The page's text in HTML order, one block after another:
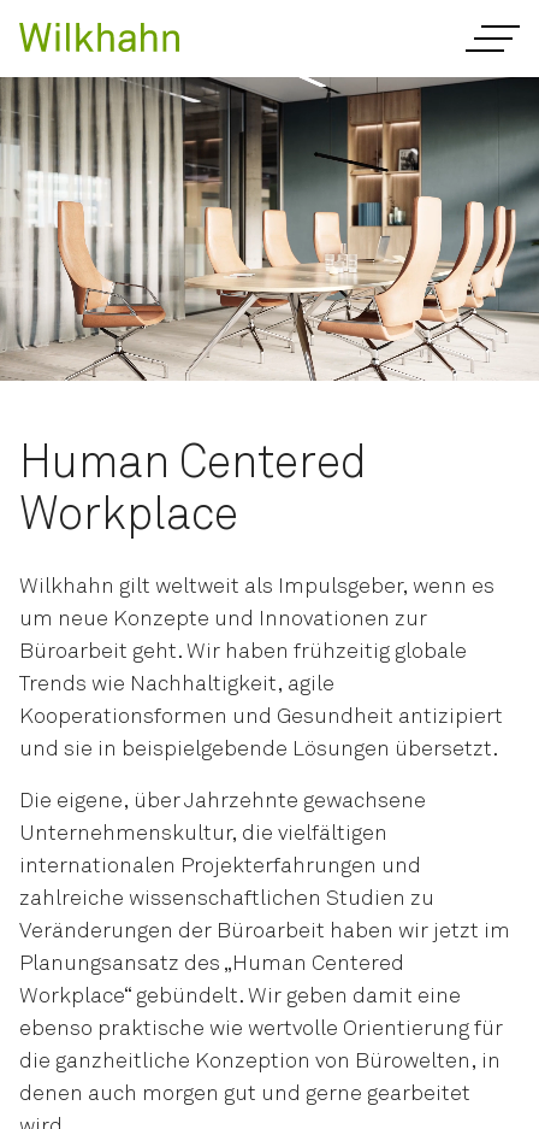
Human Centered
Workplace
Wilkhahn gilt weltweit als Impulsgeber, wenn es
um neue Konzepte und Innovationen zur
Büroarbeit geht. Wir haben frühzeitig globale
Trends wie Nachhaltigkeit, agile
Kooperationsformen und Gesundheit antizipiert
und sie in beispielgebende Lösungen übersetzt.
Die eigene, über Jahrzehnte gewachsene
Unternehmenskultur, die vielfältigen
internationalen Projekterfahrungen und
zahlreiche wissenschaftlichen Studien zu
Veränderungen der Büroarbeit haben wir jetzt im
Planungsansatz des „Human Centered
Workplace“ gebündelt. Wir geben damit eine
ebenso praktische wie wertvolle Orientierung für
die ganzheitliche Konzeption von Bürowelten, in
denen auch morgen gut und gerne gearbeitet